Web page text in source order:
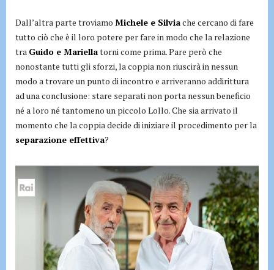
Dall’altra parte troviamo Michele e Silviache cercano di fare
tutto ciò che è il loro potere per fare in modo che la relazione
tra Guido e Mariellatorni come prima. Pare però che
nonostante tutti gli sforzi, la coppia non riuscirà in nessun
modo a trovare un punto di incontro e arriveranno addirittura
ad una conclusione: stare separati non porta nessun beneficio
né a loro né tantomeno un piccolo Lollo. Che sia arrivato il
momento che la coppia decide di iniziare il procedimento per la
separazione effettiva?